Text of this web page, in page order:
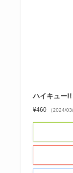
ハイキュー
¥460 （2024/